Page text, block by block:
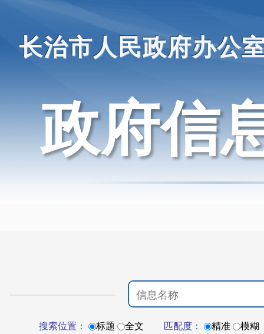
长治市人民政府办公
政府信
搜索位置： 标题 全文 匹配度： 精准 模糊